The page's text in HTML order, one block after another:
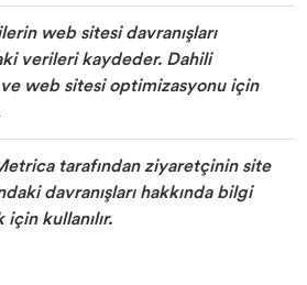
web sitesi davranışları
verileri kaydeder. Dahili
web sitesi optimizasyonu için
tarafından ziyaretçinin site
davranışları hakkında bilgi
kullanılır.